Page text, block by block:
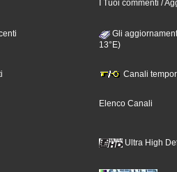
I Tuoi commenti /
Gli
13°E)
Canali
Elenco Canali
Ultra High